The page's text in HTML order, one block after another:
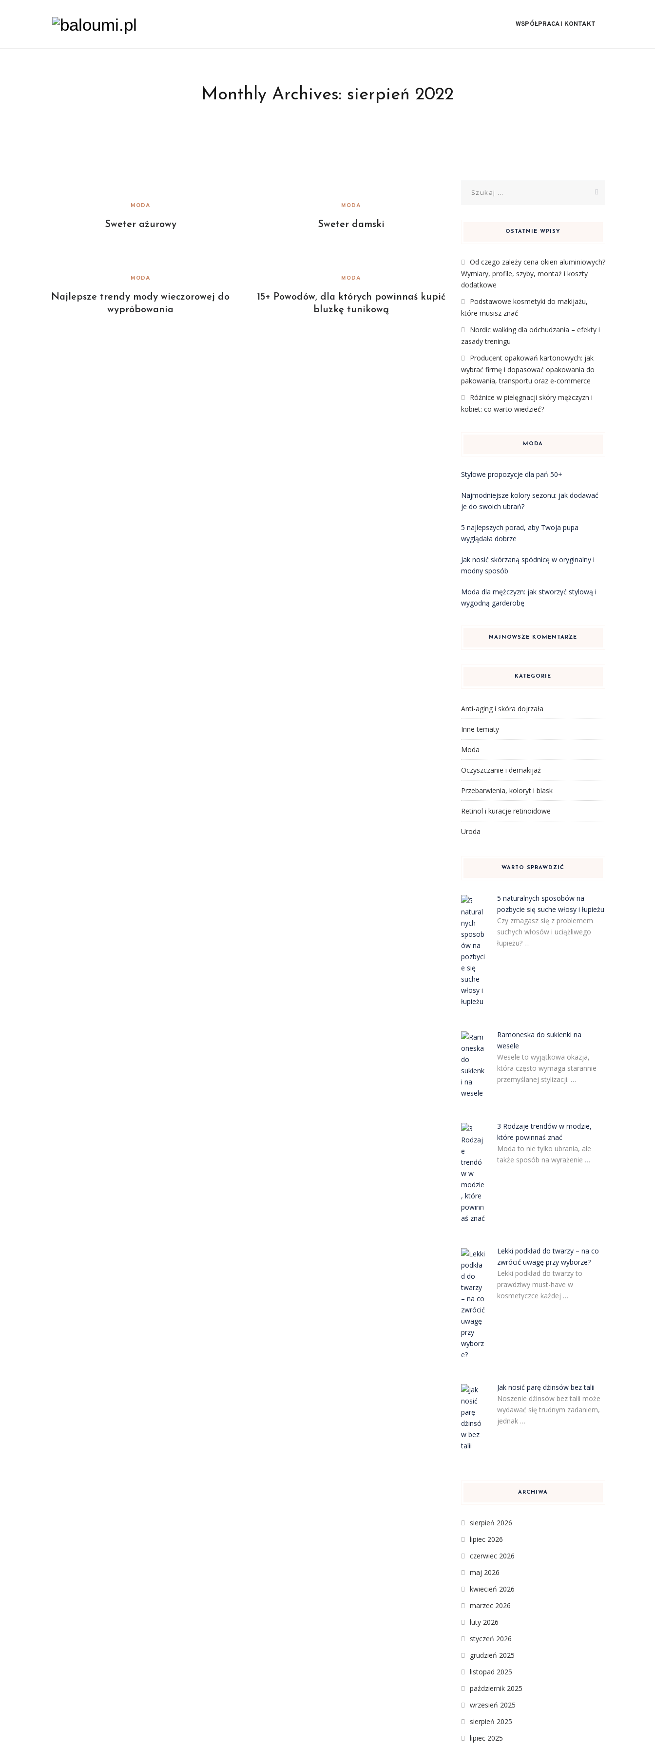
WSPÓŁPRACA I KONTAKT
Monthly Archives: sierpień 2022
MODA
Sweter ażurowy
MODA
Sweter damski
MODA
Najlepsze trendy mody wieczorowej do
wypróbowania
MODA
15+ Powodów, dla których powinnaś kupić
bluzkę tunikową
OSTATNIE WPISY
Od czego zależy cena okien aluminiowych?
Wymiary, profile, szyby, montaż i koszty
dodatkowe
Podstawowe kosmetyki do makijażu,
które musisz znać
Nordic walking dla odchudzania – efekty i
zasady treningu
Producent opakowań kartonowych: jak
wybrać firmę i dopasować opakowania do
pakowania, transportu oraz e-commerce
Różnice w pielęgnacji skóry mężczyzn i
kobiet: co warto wiedzieć?
MODA
Stylowe propozycje dla pań 50+
Najmodniejsze kolory sezonu: jak dodawać
je do swoich ubrań?
5 najlepszych porad, aby Twoja pupa
wyglądała dobrze
Jak nosić skórzaną spódnicę w oryginalny i
modny sposób
Moda dla mężczyzn: jak stworzyć stylową i
wygodną garderobę
NAJNOWSZE KOMENTARZE
KATEGORIE
Anti-aging i skóra dojrzała
Inne tematy
Moda
Oczyszczanie i demakijaż
Przebarwienia, koloryt i blask
Retinol i kuracje retinoidowe
Uroda
WARTO SPRAWDZIĆ
5 naturalnych sposobów na
pozbycie się suche włosy i łupieżu
Czy zmagasz się z problemem
suchych włosów i uciążliwego
łupieżu? …
Ramoneska do sukienki na
wesele
Wesele to wyjątkowa okazja,
która często wymaga starannie
przemyślanej stylizacji. …
3 Rodzaje trendów w modzie,
które powinnaś znać
Moda to nie tylko ubrania, ale
także sposób na wyrażenie …
Lekki podkład do twarzy – na co
zwrócić uwagę przy wyborze?
Lekki podkład do twarzy to
prawdziwy must-have w
kosmetyczce każdej …
Jak nosić parę dżinsów bez talii
Noszenie dżinsów bez talii może
wydawać się trudnym zadaniem,
jednak …
ARCHIWA
sierpień 2026
lipiec 2026
czerwiec 2026
maj 2026
kwiecień 2026
marzec 2026
luty 2026
styczeń 2026
grudzień 2025
listopad 2025
październik 2025
wrzesień 2025
sierpień 2025
lipiec 2025